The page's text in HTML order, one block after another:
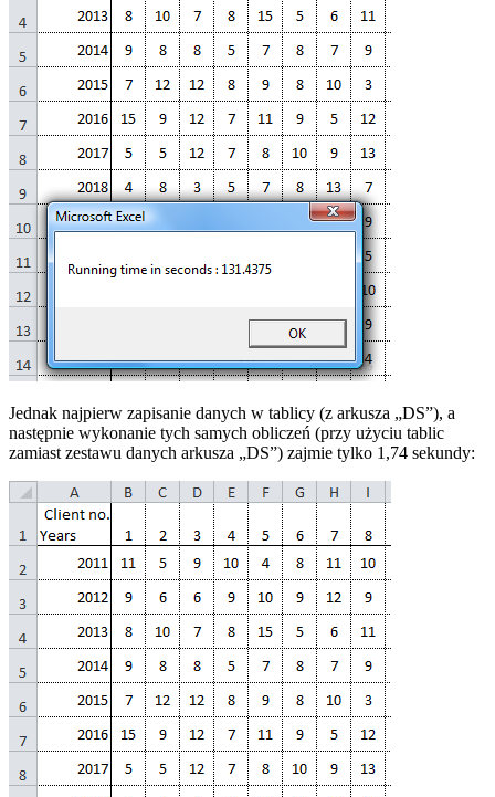
Jednak najpierw zapisanie danych w tablicy (z arkusza „DS”), a
następnie wykonanie tych samych obliczeń (przy użyciu tablic
zamiast zestawu danych arkusza „DS”) zajmie tylko 1,74 sekundy: